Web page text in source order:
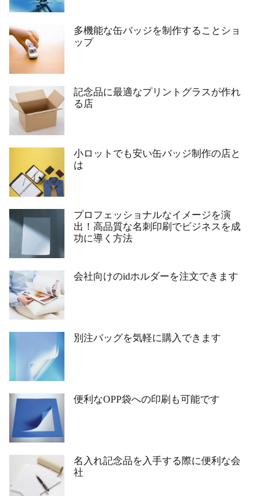
多機能な缶バッジを制作することショ
ップ
記念品に最適なプリントグラスが作れ
る店
小ロットでも安い缶バッジ制作の店と
は
プロフェッショナルなイメージを演
出！高品質な名刺印刷でビジネスを成
功に導く方法
会社向けのidホルダーを注文できます
別注バッグを気軽に購入できます
便利なOPP袋への印刷も可能です
名入れ記念品を入手する際に便利な会
社